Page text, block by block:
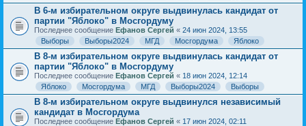
В 6-м избирательном округе выдвинулась кандидат от
партии "Яблоко" в Мосгордуму
Последнее сообщение Ефанов Сергей « 24 июн 2024, 13:55
Выборы
Выборы2024 МГД Мосгордума Яблоко
В 8-м избирательном округе выдвинулась кандидат от
партии "Яблоко" в Мосгордуму
Последнее сообщение Ефанов Сергей « 18 июн 2024, 12:14
Яблоко
Мосгордума МГД Выборы2024 Выборы
В 8-м избирательном округе выдвинулся независимый
кандидат в Мосгордума
Последнее сообщение Ефанов Сергей « 17 июн 2024, 02:11